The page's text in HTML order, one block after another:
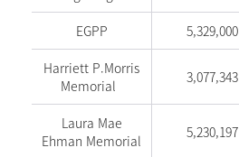
EGPP 5,329,000
Harriett P.Morris
Memorial
3,077,343
Laura Mae
Ehman Memorial
5,230,197